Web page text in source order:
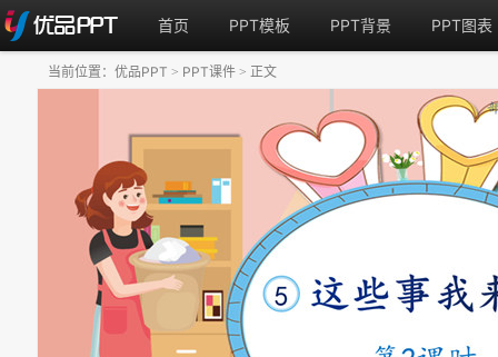
首页 PPT模板 PPT背景 PPT图表
当前位置： 优品PPT > PPT课件 > 正文